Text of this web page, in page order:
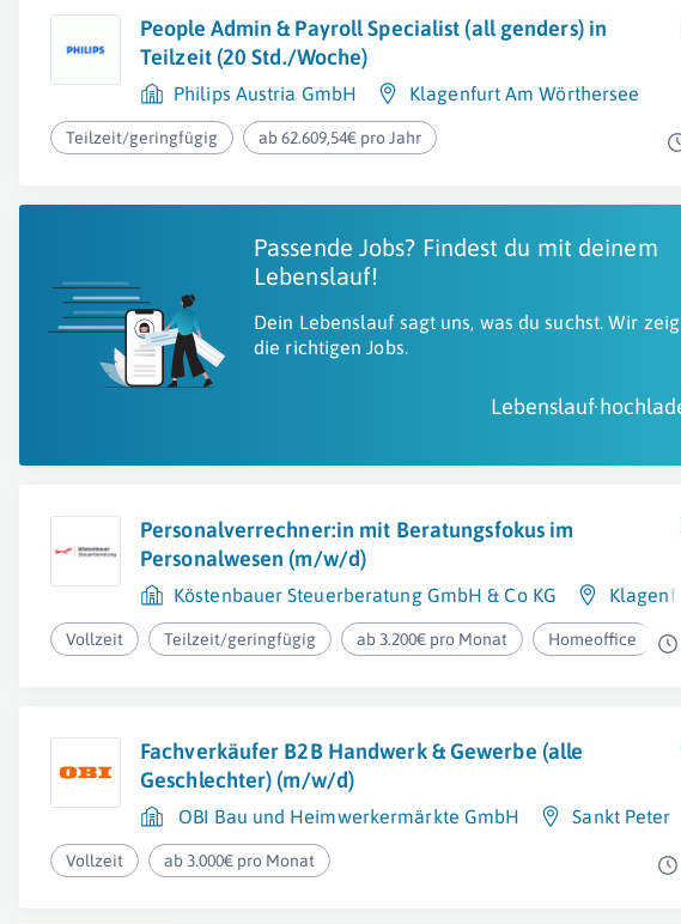
People Admin & Payroll Specialist (all genders) in
Teilzeit (20 Std./Woche)
Philips Austria GmbH Klagenfurt Am Wörthersee
Teilzeit/geringfügig ab 62.609,54€ pro Jahr
Passende Jobs? Findest du mit deinem
Lebenslauf!
Dein Lebenslauf sagt uns, was du suchst. Wir
die richtigen Jobs.
Lebenslauf
Personalverrechner:in mit Beratungsfokus im
Personalwesen (m/w/d)
Köstenbauer Steuerberatung GmbH & Co KG
Vollzeit Teilzeit/geringfügig ab 3.200€ pro Monat Homeoffice
Fachverkäufer B2B Handwerk & Gewerbe (alle
Geschlechter) (m/w/d)
OBI Bau und Heimwerkermärkte GmbH Sankt Peter
Vollzeit ab 3.000€ pro Monat